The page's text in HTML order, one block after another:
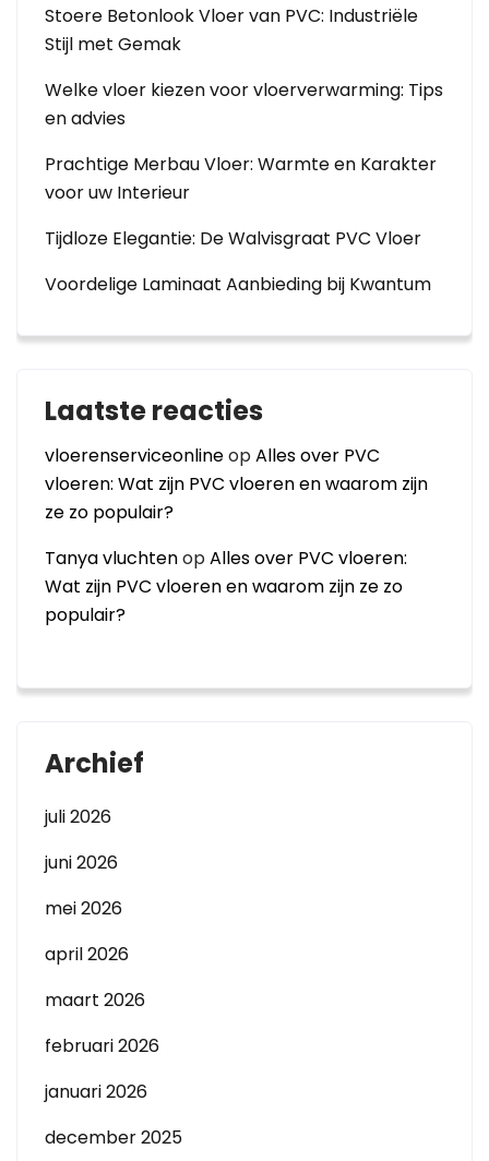
Stoere Betonlook Vloer van PVC: Industriële
Stijl met Gemak
Welke vloer kiezen voor vloerverwarming: Tips
en advies
Prachtige Merbau Vloer: Warmte en Karakter
voor uw Interieur
Tijdloze Elegantie: De Walvisgraat PVC Vloer
Voordelige Laminaat Aanbieding bij Kwantum
Laatste reacties
vloerenserviceonlineopAlles over PVC
vloeren: Wat zijn PVC vloeren en waarom zijn
ze zo populair?
Tanya vluchtenopAlles over PVC vloeren:
Wat zijn PVC vloeren en waarom zijn ze zo
populair?
Archief
juli 2026
juni 2026
mei 2026
april 2026
maart 2026
februari 2026
januari 2026
december 2025